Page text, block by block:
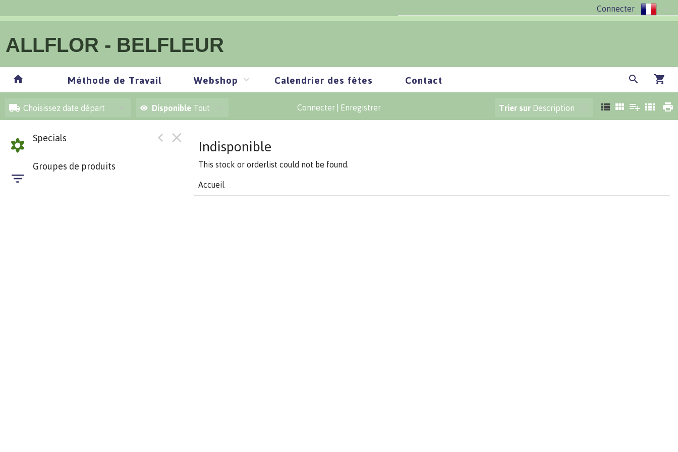
Connecter
ALLFLOR - BELFLEUR
Méthode de Travail Webshop Calendrier des fêtes Contact
Choisissez date départ Disponible Tout Connecter Enregistrer Trier sur Description
Specials
Groupes de produits
Indisponible
This stock or orderlist could not be found.
Accueil